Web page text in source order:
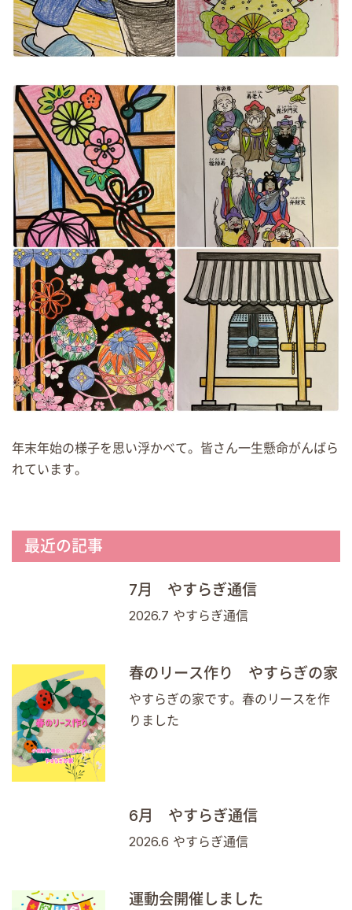
年末年始の様子を思い浮かべて。皆さん一生懸命がんばら
れています。
最近の記事
7月 やすらぎ通信
2026.7 やすらぎ通信
春のリース作り やすらぎの家
やすらぎの家です。春のリースを作
りました
6月 やすらぎ通信
2026.6 やすらぎ通信
運動会開催しました